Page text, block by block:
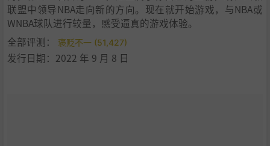
联盟中领导NBA走向新的方向。现在就开始游戏，与NBA或
WNBA球队进行较量，感受逼真的游戏体验。
全部评测：
褒贬不一 (51,427)
发行日期：2022 年 9 月 8 日